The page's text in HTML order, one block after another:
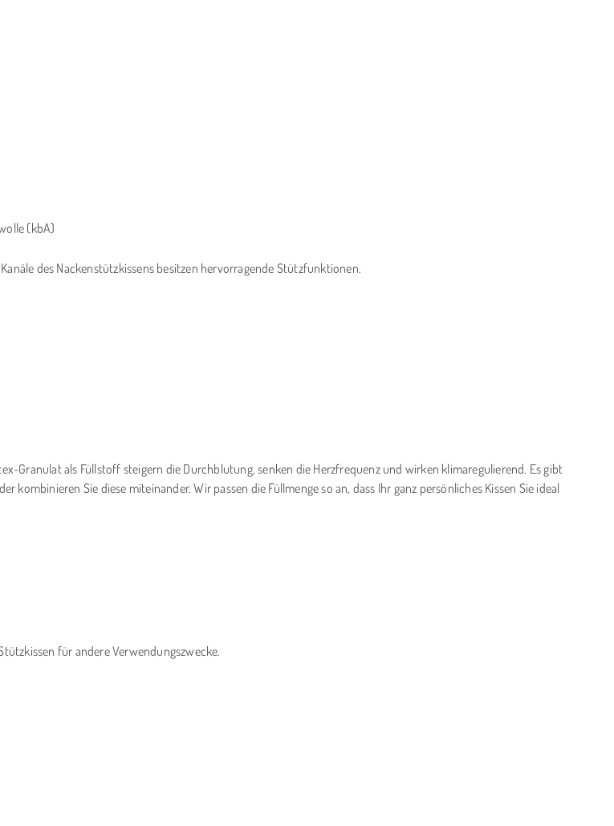
(kbA)
des Nackenstützkissens besitzen hervorragende Stützfunktionen.
Granulat als Füllstoff steigern die Durchblutung, senken die Herzfrequenz und wirken klimaregulierend. Es gibt
kombinieren Sie diese miteinander. Wir passen die Füllmenge so an, dass Ihr ganz persönliches Kissen Sie ideal
für andere Verwendungszwecke.